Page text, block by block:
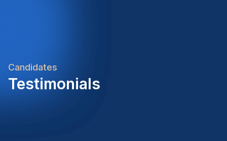
Candidates
Testimonials